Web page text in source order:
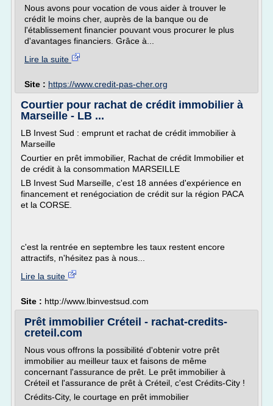
Nous avons pour vocation de vous aider à trouver le
crédit le moins cher, auprès de la banque ou de
l'établissement financier pouvant vous procurer le plus
d'avantages financiers. Grâce à...
Lire la suite
Site : https://www.credit-pas-cher.org
Courtier pour rachat de crédit immobilier à
Marseille - LB ...
LB Invest Sud : emprunt et rachat de crédit immobilier à
Marseille
Courtier en prêt immobilier, Rachat de crédit Immobilier et
de crédit à la consommation MARSEILLE
LB Invest Sud Marseille, c'est 18 années d'expérience en
financement et renégociation de crédit sur la région PACA
et la CORSE.
c'est la rentrée en septembre les taux restent encore
attractifs, n'hésitez pas à nous...
Lire la suite
Site : http://www.lbinvestsud.com
Prêt immobilier Créteil - rachat-credits-
creteil.com
Nous vous offrons la possibilité d'obtenir votre prêt
immobilier au meilleur taux et faisons de même
concernant l'assurance de prêt. Le prêt immobilier à
Créteil et l'assurance de prêt à Créteil, c'est Crédits-City !
Crédits-City, le courtage en prêt immobilier